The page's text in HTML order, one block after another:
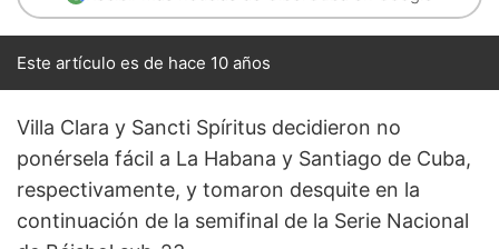
Este artículo es de hace 10 años
Villa Clara y Sancti Spíritus decidieron no
ponérsela fácil a La Habana y Santiago de Cuba,
respectivamente, y tomaron desquite en la
continuación de la semifinal de la Serie Nacional